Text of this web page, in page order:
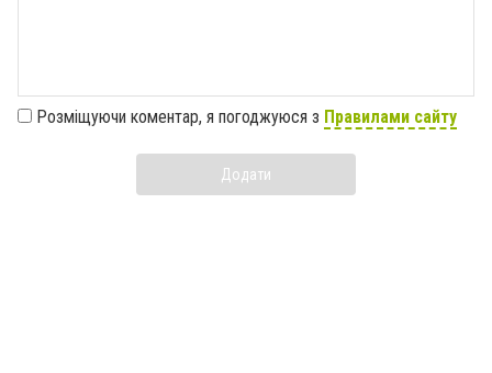
Розміщуючи коментар, я погоджуюся з Правилами сайту
Додати